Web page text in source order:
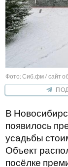
Фото: Сиб.фм / сайт
В
появилось
усадьбы
Объект
посёлке